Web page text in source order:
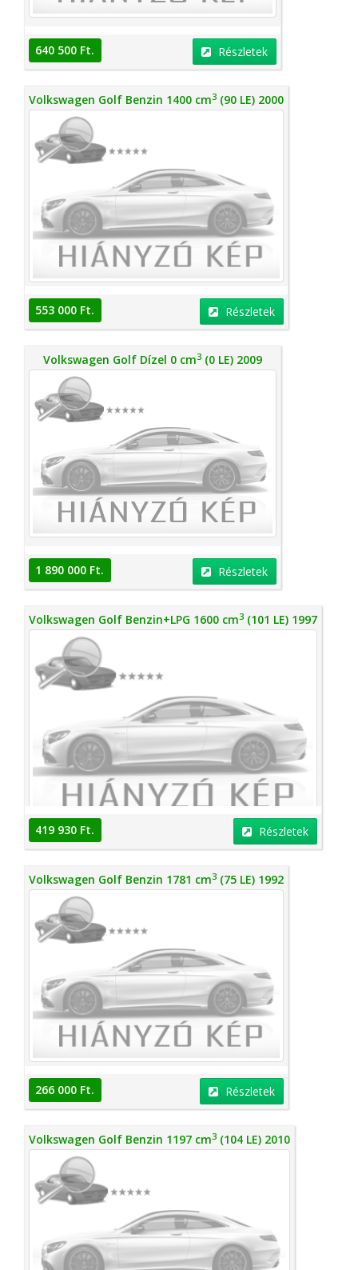
640 500 Ft. Részletek
Volkswagen Golf Benzin 1400 cm3 (90 LE) 2000
553 000 Ft. Részletek
Volkswagen Golf Dízel 0 cm3 (0 LE) 2009
1 890 000 Ft. Részletek
Volkswagen Golf Benzin+LPG 1600 cm3 (101 LE) 1997
419 930 Ft. Részletek
Volkswagen Golf Benzin 1781 cm3 (75 LE) 1992
266 000 Ft. Részletek
Volkswagen Golf Benzin 1197 cm3 (104 LE) 2010